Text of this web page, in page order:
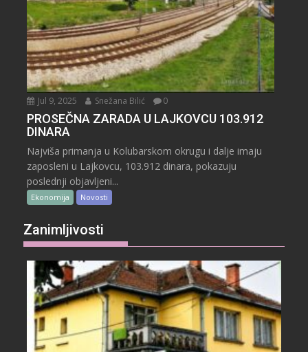
Jul 9, 2025 Snežana Bilić 0
PROSEČNA ZARADA U LAJKOVCU 103.912
DINARA
Najviša primanja u Kolubarskom okrugu i dalje imaju
zaposleni u Lajkovcu, 103.912 dinara, pokazuju
poslednji objavljeni...
Ekonomija Novosti
Zanimljivosti